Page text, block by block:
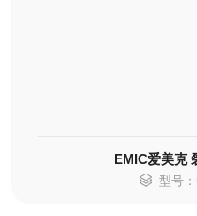
EMIC爱美克
型号